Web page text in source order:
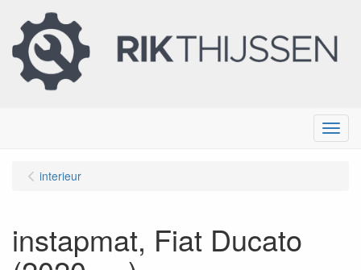
Menu
interieur
instapmat, Fiat Ducato